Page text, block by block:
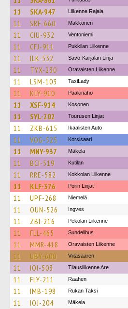
11 SKA-947 Liikenne Rajala
11 SRF-660 Makkonen
11 CIU-932 Ventoniemi
11 CFJ-911 Pukkilan Liikenne
11 ILK-532 Savo-Karjalan Linja
11 TYX-230 Oravaisten Liikenne
11 LSM-103 TaxiLady
11 KLY-910 Paakinaho
11 XSF-914 Kosonen
11 SYL-202 Tourusen Linjat
11 ZKB-615 Ikaalisten Auto
11 VOG-525 Korsisaari
11 MNY-937 Mäkela
11 BCI-519 Kutilan
11 RRE-582 Kokkolan Liikenne
11 KLF-376 Porin Linjat
11 UPF-268 Niemelä
11 OUN-526 Ingves
11 ZBI-216 Pekolan Liikenne
11 FLL-465 Sundellbus
11 MMR-418 Oravaisten Liikenne
11 UBY-600 Viitasaaren
11 IOI-503 Tilausliikenne Are
11 FLY-211 Raahen
11 IMB-198 Rukan Taksi
11 IOJ-204 Mäkela